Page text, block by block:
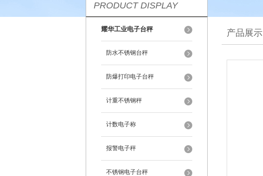
PRODUCT DISPLAY
耀华工业电子台秤
防水不锈钢台秤
防爆打印电子台秤
计重不锈钢秤
计数电子称
报警电子秤
不锈钢电子台秤
产品展示